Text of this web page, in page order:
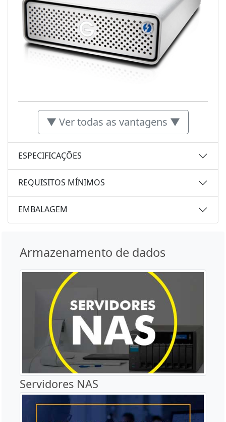
▼ Ver todas as vantagens ▼
ESPECIFICAÇÕES
REQUISITOS MÍNIMOS
EMBALAGEM
Armazenamento de dados
Servidores NAS